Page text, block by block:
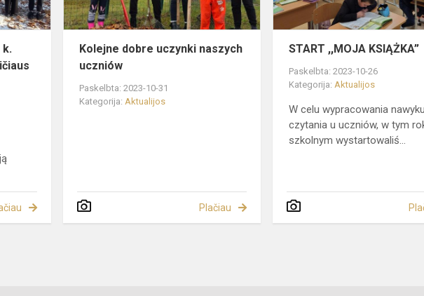
Mickevičiaus
pė...
Kolejne dobre uczynki naszych
uczniów
Paskelbta: 2023-10-31
Kategorija:Aktualijos
Plačiau
START ,,MOJA KSIĄŻKA”
Paskelbta: 2023-10-26
Kategorija:Aktualijos
W celu wypracowania nawyku
czytania u uczniów, w tym
szkolnym wystartowaliś...